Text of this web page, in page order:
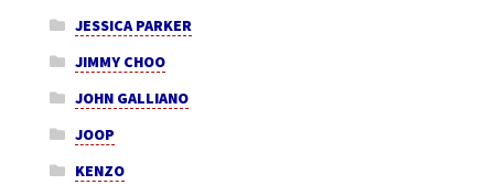
JESSICA PARKER
JIMMY CHOO
JOHN GALLIANO
JOOP
KENZO